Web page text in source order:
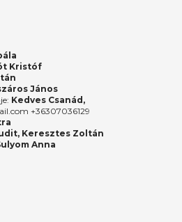
Kristóf
János
Kedves Csanád,
+36307036129
Keresztes Zoltán
Anna